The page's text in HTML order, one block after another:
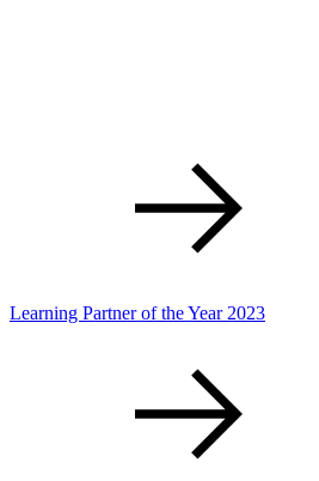
Learning Partner of the Year 2023